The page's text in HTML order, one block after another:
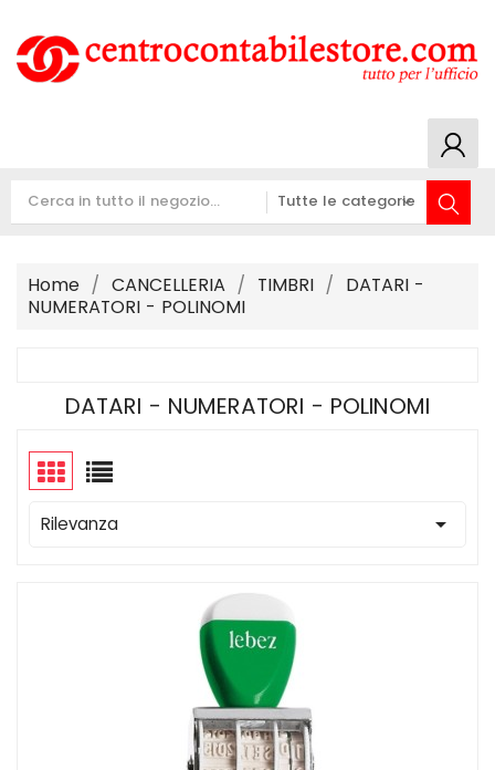
Home CANCELLERIA TIMBRI
DATARI -
NUMERATORI - POLINOMI
DATARI - NUMERATORI - POLINOMI
Rilevanza 